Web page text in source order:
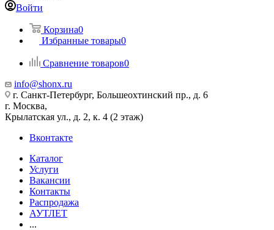
Войти
Корзина0
Избранные товары0
Сравнение товаров0
info@shonx.ru
г. Санкт-Петербург, Большеохтинский пр., д. 6
г. Москва,
Крылатская ул., д. 2, к. 4 (2 этаж)
Вконтакте
Каталог
Услуги
Вакансии
Контакты
Распродажа
АУТЛЕТ
...